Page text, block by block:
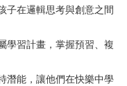
子在邏輯思考與創意之間
學習計畫，掌握預習、複
潛能，讓他們在快樂中學